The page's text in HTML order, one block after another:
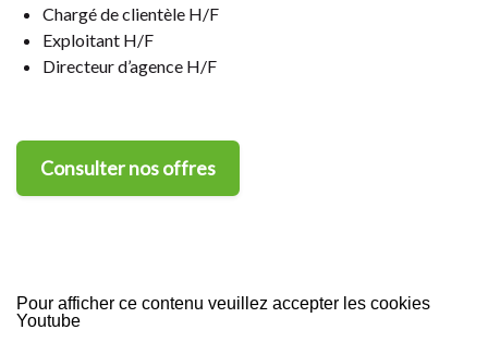
Chargé de clientèle H/F
Exploitant H/F
Directeur d’agence H/F
Consulter nos offres
Pour afficher ce contenu veuillez accepter les cookies
Youtube